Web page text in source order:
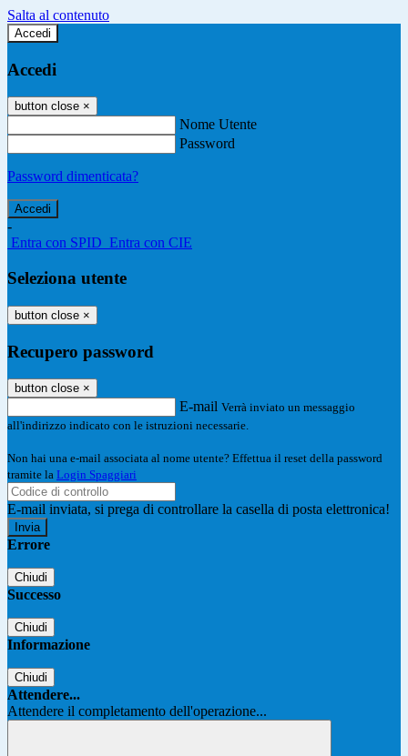
Salta al contenuto
Accedi
Accedi
button close ×
Nome Utente
Password
Password dimenticata?
-
Entra con SPID Entra con CIE
Seleziona utente
button close ×
Recupero password
button close ×
E-mail Verrà inviato un messaggio
all'indirizzo indicato con le istruzioni necessarie.
Non hai una e-mail associata al nome utente? Effettua il reset della password
tramite la Login Spaggiari
E-mail inviata, si prega di controllare la casella di posta elettronica!
Errore
Chiudi
Successo
Chiudi
Informazione
Chiudi
Attendere...
Attendere il completamento dell'operazione...